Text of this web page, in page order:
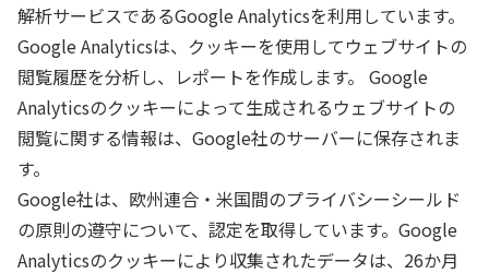
解析サービスであるGoogle Analyticsを利用しています。
Google Analyticsは、クッキーを使用してウェブサイトの
閲覧履歴を分析し、レポートを作成します。 Google
Analyticsのクッキーによって生成されるウェブサイトの
閲覧に関する情報は、Google社のサーバーに保存されま
す。
Google社は、欧州連合・米国間のプライバシーシールド
の原則の遵守について、認定を取得しています。Google
Analyticsのクッキーにより収集されたデータは、26か月